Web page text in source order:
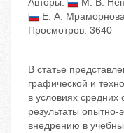
Авторы:
М. В.
Е. А.
Просмотров: 3640
В статье
графической и
в условиях
результаты
внедрению в